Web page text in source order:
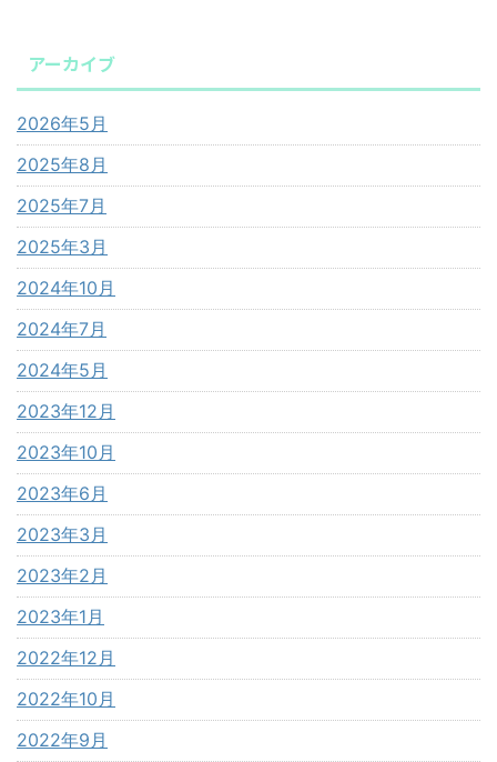
アーカイブ
2026年5月
2025年8月
2025年7月
2025年3月
2024年10月
2024年7月
2024年5月
2023年12月
2023年10月
2023年6月
2023年3月
2023年2月
2023年1月
2022年12月
2022年10月
2022年9月